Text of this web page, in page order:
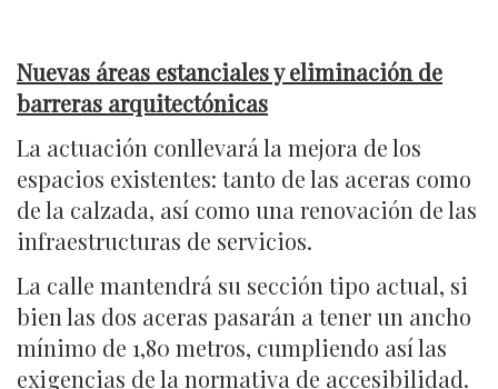
Nuevas áreas estanciales y eliminación de
barreras arquitectónicas
La actuación conllevará la mejora de los
espacios existentes: tanto de las aceras como
de la calzada, así como una renovación de las
infraestructuras de servicios.
La calle mantendrá su sección tipo actual, si
bien las dos aceras pasarán a tener un ancho
mínimo de 1,80 metros, cumpliendo así las
exigencias de la normativa de accesibilidad.